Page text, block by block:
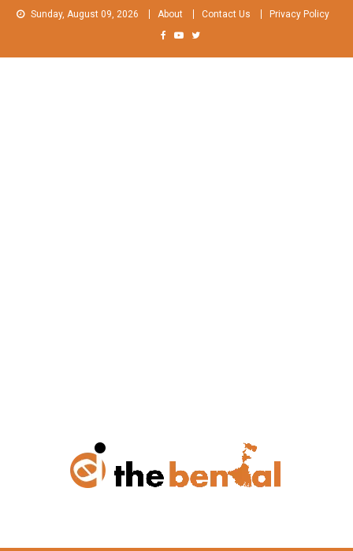
Skip
Sunday, August 09, 2026 About Contact Us Privacy Policy